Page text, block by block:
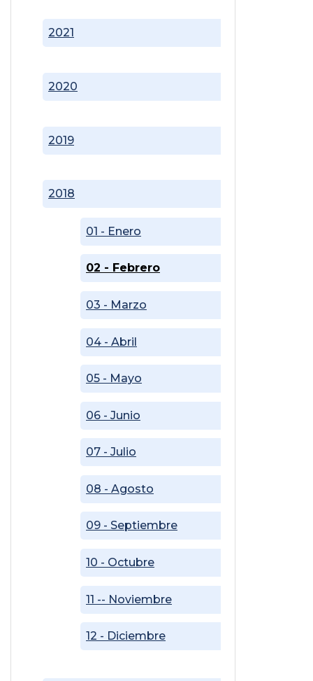
2018
01 - Enero
02 - Febrero
03 - Marzo
04 - Abril
05 - Mayo
06 - Junio
07 - Julio
08 - Agosto
09 - Septiembre
10 - Octubre
11 -- Noviembre
12 - Diciembre
2019
2020
2021